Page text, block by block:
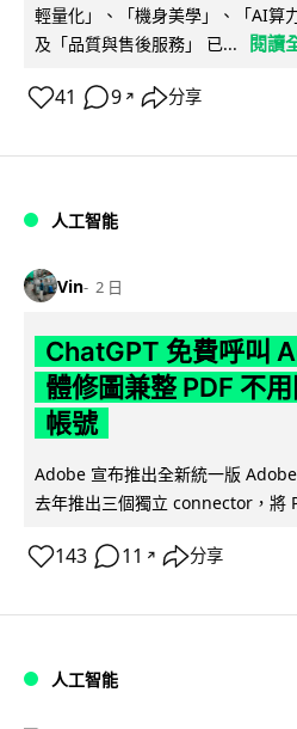
輕量化」、「機身美學」、「AI算
及「品質與售後服務」 已...
閱讀
41 9 ↗ 分享
人工智能
Vin 2 日
ChatGPT 免費呼叫
體修圖兼整 PDF 不
帳號
Adobe 宣布推出全新統一版
去年推出三個獨立 connector，將
143 11 ↗ 分享
人工智能